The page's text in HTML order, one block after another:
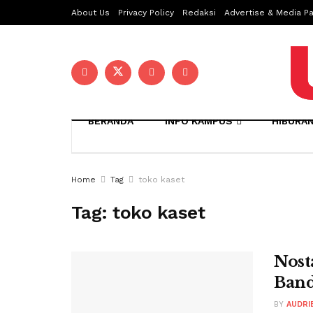
About Us Privacy Policy Redaksi Advertise & Media
BERANDA INFO KAMPUS
Home Tag toko kaset
Tag:toko kaset
BY